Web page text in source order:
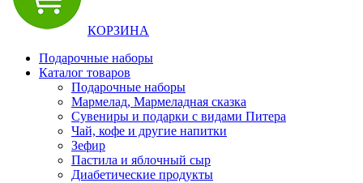
КОРЗИНА
Подарочные наборы
Каталог товаров
Подарочные наборы
Мармелад, Мармеладная сказка
Сувениры и подарки с видами Питера
Чай, кофе и другие напитки
Зефир
Пастила и яблочный сыр
Диабетические продукты